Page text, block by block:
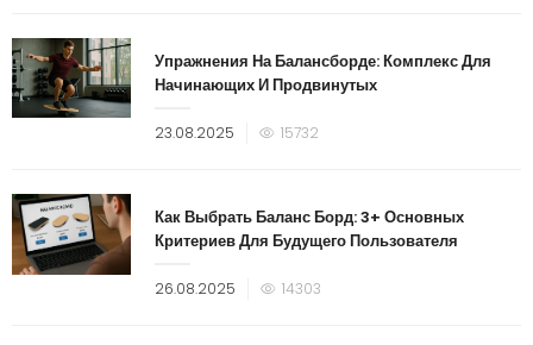
Упражнения На Балансборде: Комплекс Для
Начинающих И Продвинутых
23.08.2025 15732
Как Выбрать Баланс Борд: 3+ Основных
Критериев Для Будущего Пользователя
26.08.2025 14303